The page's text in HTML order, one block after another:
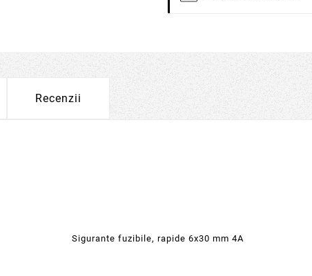
Recenzii
Sigurante fuzibile, rapide 6x30 mm 4A